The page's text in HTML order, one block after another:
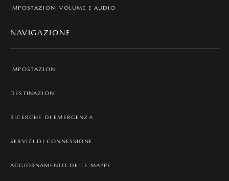
IMPOSTAZIONI VOLUME E AUDIO
NAVIGAZIONE
IMPOSTAZIONI
DESTINAZIONI
RICERCHE DI EMERGENZA
SERVIZI DI CONNESSIONE
AGGIORNAMENTO DELLE MAPPE